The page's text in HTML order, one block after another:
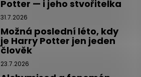
Potter — i jeho stvořitelka
31.7.2026
Možná poslední léto, kdy
je Harry Potter jen jeden
člověk
23.7.2026